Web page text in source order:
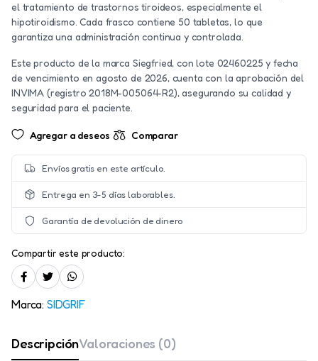
el tratamiento de trastornos tiroideos, especialmente el
hipotiroidismo. Cada frasco contiene 50 tabletas, lo que
garantiza una administración continua y controlada.
Este producto de la marca Siegfried, con lote 02460225 y fecha
de vencimiento en agosto de 2026, cuenta con la aprobación del
INVIMA (registro 2018M-005064-R2), asegurando su calidad y
seguridad para el paciente.
Agregar a deseos Comparar
Envíos gratis en este artículo.
Entrega en 3-5 días laborables.
Garantía de devolución de dinero
Compartir este producto:
Marca: SIDGRIF
DescripciónValoraciones (0)